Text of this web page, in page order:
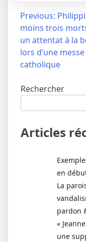
Navigation
l’article
Previous:
moins trois
un attentat à la
lors d’une messe
catholique
Rechercher
Articles
en
La
pardon
«
une